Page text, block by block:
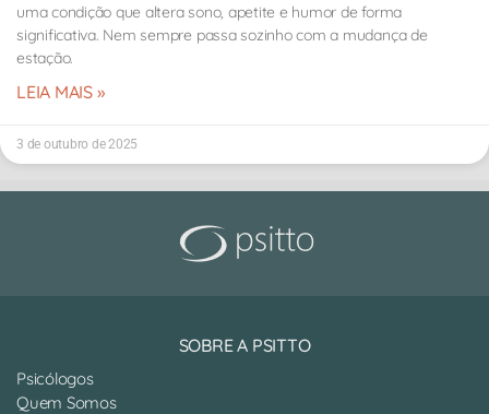
uma condição que altera sono, apetite e humor de forma
significativa. Nem sempre passa sozinho com a mudança de
estação.
LEIA MAIS »
3 de outubro de 2025
SOBRE A PSITTO
Psicólogos
Quem Somos